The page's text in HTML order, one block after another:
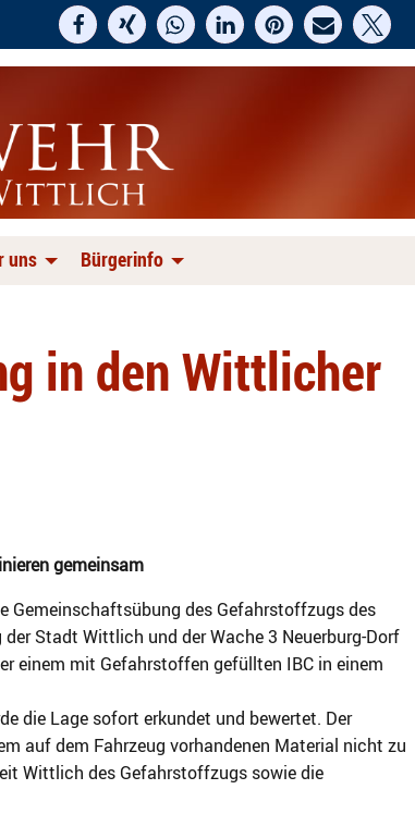
uns Bürgerinfo
in den Wittlicher
gemeinsam
Gemeinschaftsübung des Gefahrstoffzugs des
Stadt Wittlich und der Wache 3 Neuerburg-Dorf
einem mit Gefahrstoffen gefüllten IBC in einem
die Lage sofort erkundet und bewertet. Der
auf dem Fahrzeug vorhandenen Material nicht zu
Wittlich des Gefahrstoffzugs sowie die